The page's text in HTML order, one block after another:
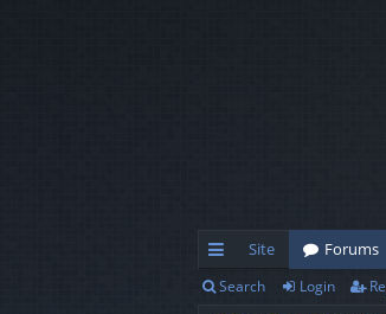
ui
Site Forums
Search Login